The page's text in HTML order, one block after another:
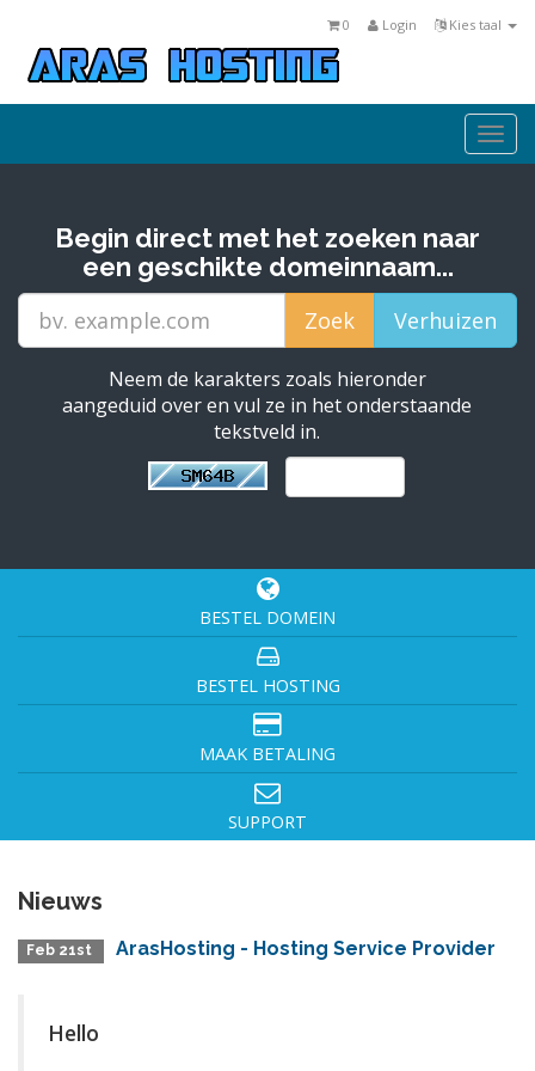
Kies taal
Login
0
Begin direct met het zoeken naar
een geschikte domeinnaam...
Neem de karakters zoals hieronder
aangeduid over en vul ze in het onderstaande
tekstveld in.
BESTEL DOMEIN
BESTEL HOSTING
MAAK BETALING
SUPPORT
Nieuws
Feb 21st ArasHosting - Hosting Service Provider
Hello